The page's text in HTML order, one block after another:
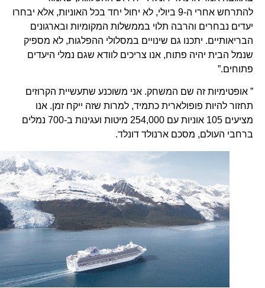
להתרחש אחרי ה-9 ביולי, לא יחול יחד בכל האוניות, אלא יבחרו
יעדים נבחרים והרבה תלוי בממשלות המקומיות ובארגונים
הבריאותיים. יתכנו גם שינויים במסלולי ההפלגות, לא מספיק
שנמל הבית יהיה פתוח, אנו צריכים לוודא שגם נמלי היעדים
פתוחים.”
” אופטימיות זה שם המשחק. אני משוכנע שתעשיית הקרוזים
תחזור להיות פופולארית כתמיד, למרות שזה ייקח זמן. אנו
מציעים 105 אוניות עם 254,000 מיטות ועגינות ב-700 נמלים
ברחבי העולם, מסכם ארנולד דונלד.